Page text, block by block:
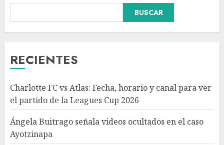
BUSCAR
RECIENTES
Charlotte FC vs Atlas: Fecha, horario y canal para ver
el partido de la Leagues Cup 2026
Ángela Buitrago señala videos ocultados en el caso
Ayotzinapa
3
Hijos de presidentes bajo
4
Colombia despide al gobierno
de cambio de Gustavo Petro
transformaciones y desafíos